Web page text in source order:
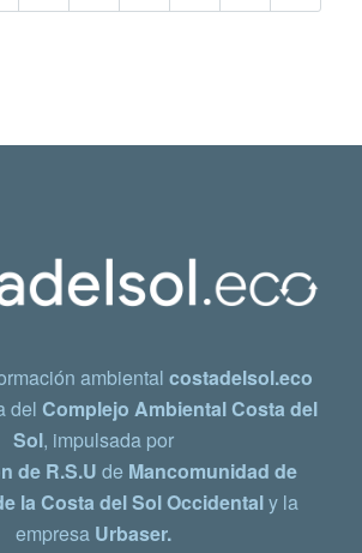
ambiental costadelsol.eco
delComplejo Ambiental Costa del
Sol, impulsada por
de R.S.U de Mancomunidad de
la Costa del Sol Occidentaly la
empresa Urbaser.